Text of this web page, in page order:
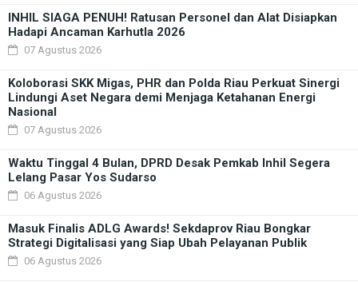
INHIL SIAGA PENUH! Ratusan Personel dan Alat Disiapkan
Hadapi Ancaman Karhutla 2026
07 Agustus 2026
Koloborasi SKK Migas, PHR dan Polda Riau Perkuat Sinergi
Lindungi Aset Negara demi Menjaga Ketahanan Energi
Nasional
07 Agustus 2026
Waktu Tinggal 4 Bulan, DPRD Desak Pemkab Inhil Segera
Lelang Pasar Yos Sudarso
06 Agustus 2026
Masuk Finalis ADLG Awards! Sekdaprov Riau Bongkar
Strategi Digitalisasi yang Siap Ubah Pelayanan Publik
06 Agustus 2026